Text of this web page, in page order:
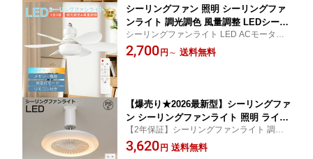
シーリングファン 照明 シーリングファ
ンライト 調光調色 風量調整 LEDシーリ
ングライト ファン付き6畳 8畳 シーリン
グライト LED 小型 扇風機 吹き抜け サ
シーリングファンライト LED ACモーター
シーリングファンライト LED 調光調色 フ
ァン付きシーリングライト 吹き抜け 照明
2,700 円 ～ 送料無料
【爆売り★2026最新型】シーリングファ
ン シーリングファンライト 照明 ライト
LED 4畳 6畳 8畳 調光調色 おしゃれ 北
欧 リモコン ファン付き照明 寝室 照明
【2年保証】シーリングファンライト 調光
調色 小型 LED リモコン 省エネ 空気循環 D
Cモーター 静音 引っ掛けシーリング 風量調
3,620 円 送料無料